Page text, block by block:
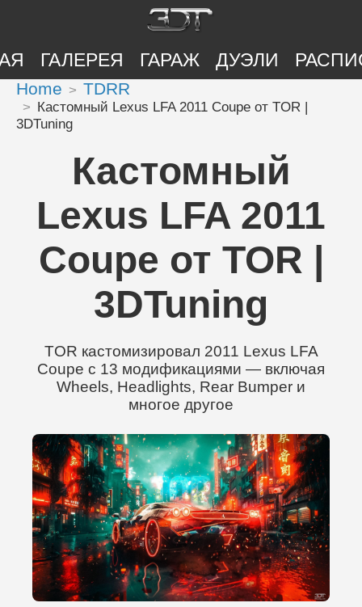
ГАЛЕРЕЯ ГАРАЖ ДУЭЛИ
Home TDRR
Кастомный Lexus LFA 2011 Coupe от TOR |
3DTuning
Кастомный
Lexus LFA 2011
Coupe от TOR |
3DTuning
TOR кастомизировал 2011 Lexus LFA
Coupe с 13 модификациями — включая
Wheels, Headlights, Rear Bumper и
многое другое